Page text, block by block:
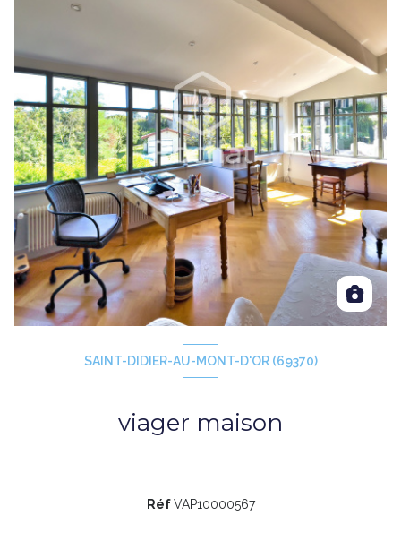
SAINT-DIDIER-AU-MONT-D'OR (69370)
viager maison
RéfVAP10000567